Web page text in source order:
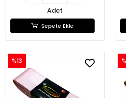
Adet
Sepete Ekle
%13